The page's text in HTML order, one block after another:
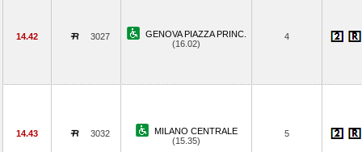
14.42 3027
GENOVA PIAZZA PRINC.
(16.02)
4
14.43 3032
MILANO CENTRALE
(15.35)
5